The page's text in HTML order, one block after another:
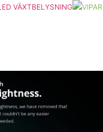
VÄXTBELYSNING
VIPAR